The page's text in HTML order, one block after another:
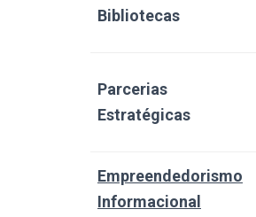
Bibliotecas
Parcerias
Estratégicas
Empreendedorismo
Informacional